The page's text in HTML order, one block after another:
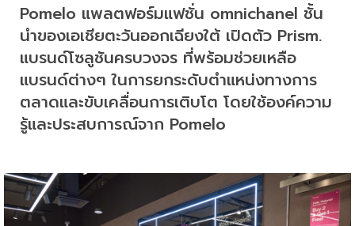
Pomelo แพลตฟอร์มแฟชั่น omnichanel ชั้น
นําของเอเชียตะวันออกเฉียงใต้ เปิดตัว Prism.
แบรนด์โซลูชันครบวงจร ที่พร้อมช่วยเหลือ
แบรนด์ต่างๆ ในการยกระดับตำแหน่งทางการ
ตลาดและขับเคลื่อนการเติบโต โดยใช้องค์ความ
รู้และประสบการณ์จาก Pomelo